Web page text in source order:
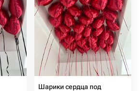
Шарики сердца под